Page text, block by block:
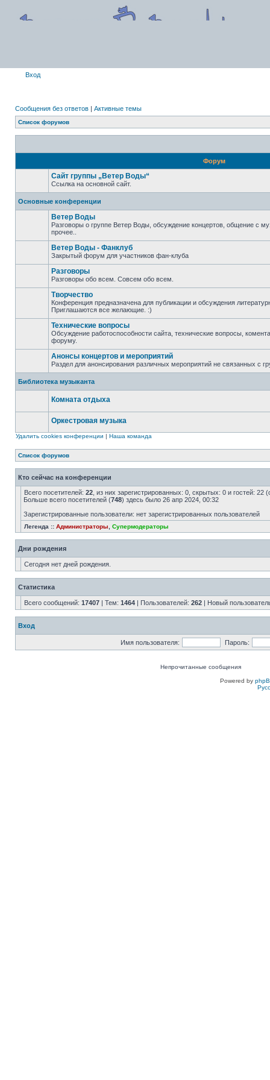
Вход
Сообщения без ответов | Активные темы
Список форумов
Форум
Сайт группы „Ветер Воды“
Ссылка на основной сайт.
Основные конференции
Ветер Воды
Разговоры о группе Ветер Воды, обсуждение концертов, общение с
прочее..
Ветер Воды - Фанклуб
Закрытый форум для участников фан-клуба
Разговоры
Разговоры обо всем. Совсем обо всем.
Творчество
Конференция предназначена для публикации и обсуждения
Приглашаются все желающие. :)
Технические вопросы
Обсуждение работоспособности сайта, технические вопросы,
форуму.
Анонсы концертов и мероприятий
Раздел для анонсирования различных мероприятий не связанных с
Библиотека музыканта
Комната отдыха
Оркестровая музыка
Удалить cookies конференции | Наша команда
Список форумов
Кто сейчас на конференции
Всего посетителей: 22 , из них зарегистрированных: 0, скрытых: 0 и гостей:
Больше всего посетителей (748) здесь было 26 апр 2024, 00:32
Зарегистрированные пользователи: нет зарегистрированных пользователей
Легенда :: Администраторы Супермодераторы
Дни рождения
Сегодня нет дней рождения.
Статистика
Всего сообщений: 17407 | Тем: 1464 | Пользователей: 262 | Новый
Вход
Имя пользователя: Пароль:
Непрочитанные сообщения
Powered by